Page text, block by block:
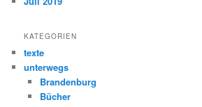
KATEGORIEN
texte
unterwegs
Brandenburg
Bücher